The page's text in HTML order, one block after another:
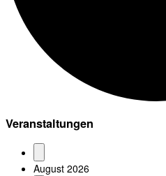
Veranstaltungen
August 2026